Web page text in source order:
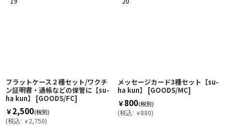
フラットケース２種セット/ワクチ
ン証明書・通帳などの保管に【su-
ha kun】
[GOODS/FC]
￥2,500(税別)
(税込: ￥2,750)
メッセージカード3種セット【su-
ha kun】
[GOODS/MC]
￥800(税別)
(税込: ￥880)